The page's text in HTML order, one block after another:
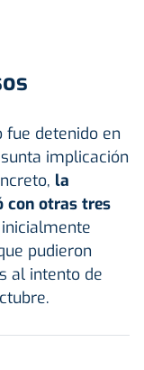
fue detenido en
implicación
la
con otras tres
pudieron
al intento de